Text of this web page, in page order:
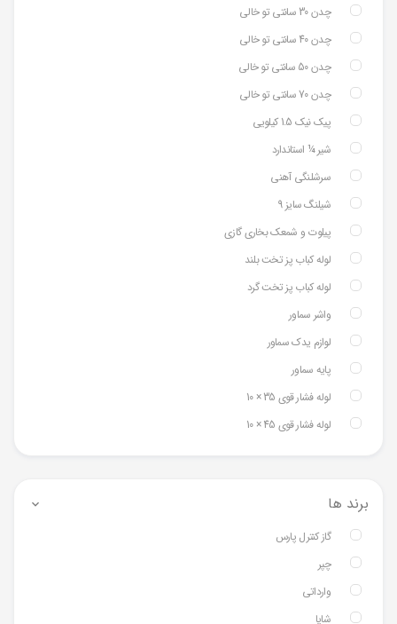
چدن 30 سانتی تو خالی
چدن 40 سانتی تو خالی
چدن 50 سانتی تو خالی
چدن 70 سانتی تو خالی
پیک نیک 1.5 کیلویی
شیر ¼ استاندارد
سرشلنگی آهنی
شیلنگ سایز 9
پیلوت و شمعک بخاری گازی
لوله کباب پز تخت بلند
لوله کباب پز تخت گرد
واشر سماور
لوازم یدک سماور
پایه سماور
لوله فشار قوی 35 × 10
لوله فشار قوی 45 × 10
برند ها
گاز کنترل پارس
چپر
وارداتی
شایا